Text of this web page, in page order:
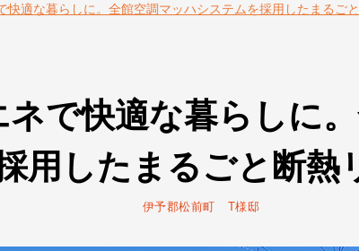
快適な暮らしに。全館空調マッハシステムを採用したまるご
で快適な暮らしに
用したまるごと断熱
伊予郡松前町 T様邸